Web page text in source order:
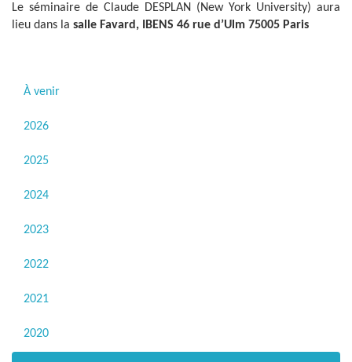
Le séminaire de Claude DESPLAN (New York University) aura
lieu dans la salle Favard, IBENS 46 rue d’Ulm 75005 Paris
À venir
2026
2025
2024
2023
2022
2021
2020